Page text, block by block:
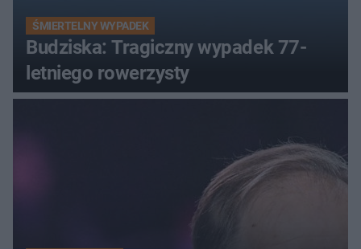
ŚMIERTELNY WYPADEK
Budziska: Tragiczny wypadek 77-
letniego rowerzysty